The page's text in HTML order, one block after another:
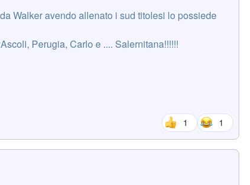
Walker avendo allenato i sud titolesi lo possiede
Perugia, Carlo e .... Salernitana!!!!!!
1 1